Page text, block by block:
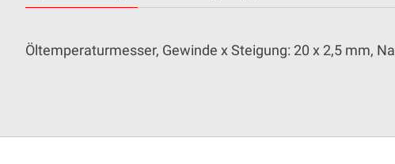
Öltemperaturmesser, Gewinde x Steigung: 20 x 2,5 mm,